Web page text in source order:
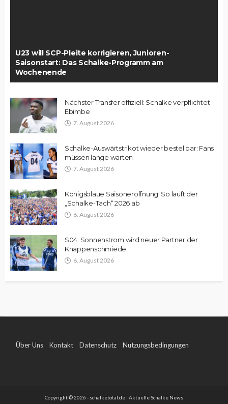
U23 will SCP-Pleite korrigieren, Junioren-
Saisonstart: Das Schalke-Programm am
Wochenende
Nächster Transfer offiziell: Schalke verpflichtet
Ebimbe
7. August 2026
Schalke-Auswärtstrikot wieder bestellbar: Fans
müssen lange warten
7. August 2026
Königsblaue Saisoneröffnung: So läuft der
„Schalke-Tach“ 2026 ab
6. August 2026
S04: Sonnenstrom wird neuer Partner der
Knappenschmiede
6. August 2026
Über Uns Kontakt Datenschutz Nutzungsbedingungen
Copyright © 2026 - schalketotal.de | Aktuelle Schalke News